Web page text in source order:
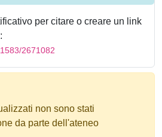
per citare o creare un link
2671082
non sono stati
da parte dell'ateneo